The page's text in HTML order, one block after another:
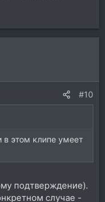
#10
в этом клипе умеет
подтверждение).
случае -